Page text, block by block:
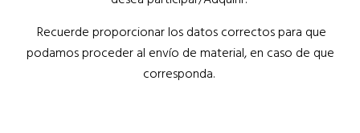
Recuerde proporcionar los datos correctos para que
podamos proceder al envío de material, en caso de que
corresponda.